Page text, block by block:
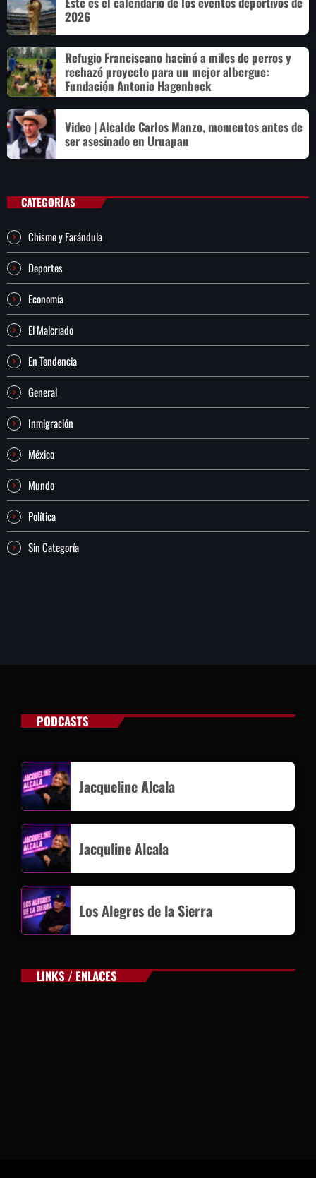
2026
Refugio Franciscano hacinó a miles de perros y
rechazó proyecto para un mejor albergue:
Fundación Antonio Hagenbeck
Video | Alcalde Carlos Manzo, momentos antes de
ser asesinado en Uruapan
CATEGORÍAS
Chisme y Farándula
Deportes
Economía
El Malcriado
En Tendencia
General
Inmigración
México
Mundo
Política
Sin Categoría
PODCASTS
Jacqueline Alcala
Jacquline Alcala
Los Alegres de la Sierra
LINKS / ENLACES